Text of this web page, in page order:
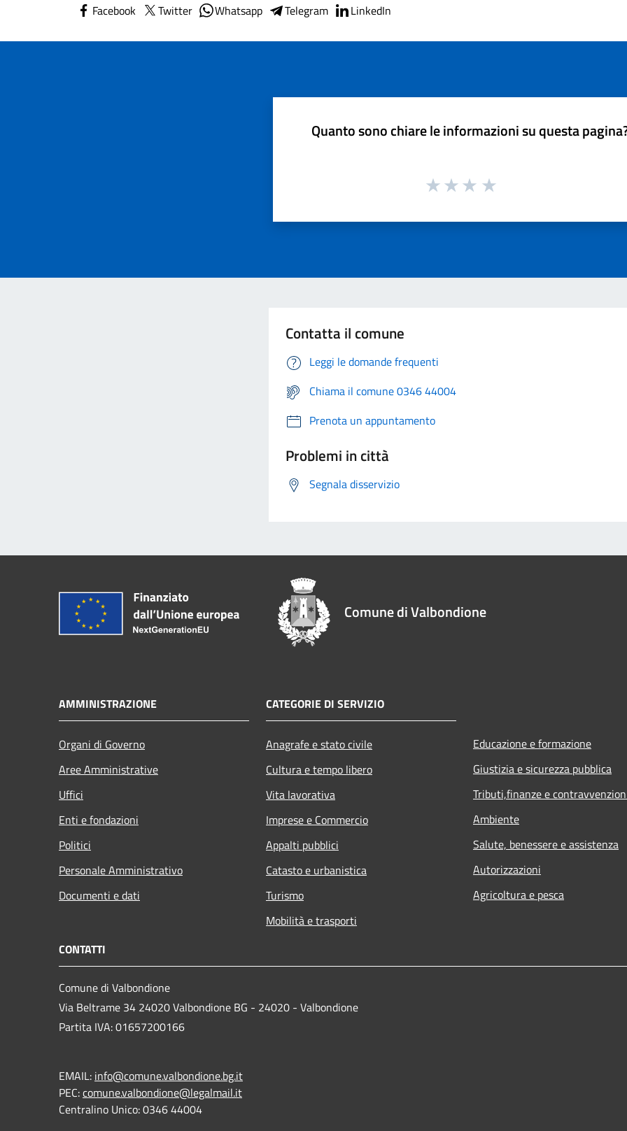
Facebook Twitter Whatsapp Telegram LinkedIn
Quanto sono chiare le informazioni su questa
Contatta il comune
Leggi le domande frequenti
Chiama il comune 0346 44004
Prenota un appuntamento
Problemi in città
Segnala disservizio
Comune di Valbondione
AMMINISTRAZIONE
Organi di Governo
Aree Amministrative
Uffici
Enti e fondazioni
Politici
Personale Amministrativo
Documenti e dati
CATEGORIE DI SERVIZIO
Anagrafe e stato civile
Cultura e tempo libero
Vita lavorativa
Imprese e Commercio
Appalti pubblici
Catasto e urbanistica
Turismo
Mobilità e trasporti
Educazione e formazione
Giustizia e sicurezza pubblica
Tributi,finanze e
Ambiente
Salute, benessere e assistenza
Autorizzazioni
Agricoltura e pesca
CONTATTI
Comune di Valbondione
Via Beltrame 34 24020 Valbondione BG - 24020 - Valbondione
Partita IVA: 01657200166
EMAIL: info@comune.valbondione.bg.it
PEC:comune.valbondione@legalmail.it
Centralino Unico: 0346 44004